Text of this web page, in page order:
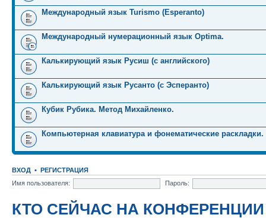
Международный язык Turismo (Esperanto)
Международный нумерационный язык Optima.
Калькирующий язык Русиш (с английского)
Калькирующий язык Русанто (с Эсперанто)
Кубик Рубика. Метод Михайленко.
Компьютерная клавиатура и фонематические раскладки.
ВХОД • РЕГИСТРАЦИЯ
Имя пользователя:
Пароль:
КТО СЕЙЧАС НА КОНФЕРЕНЦИИ